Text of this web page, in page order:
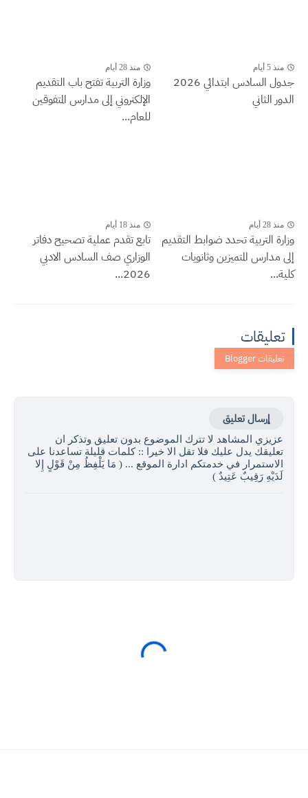
منذ 5 أيام
جدول السادس ابتدائي 2026
الدور الثاني
منذ 28 أيام
وزارة التربية تفتح باب التقديم
الإلكتروني إلى مدارس المتفوقين
للعام...
منذ 28 أيام
وزارة التربية تحدد ضوابط التقديم
إلى مدارس المتميزين وثانويات
كلية...
منذ 18 أيام
تابع تقدم عملية تصحيح دفاتر
الوزاري صف السادس الادبي
2026...
تعليقات
إرسال تعليق
عزيزي المشاهد لا تترك الموضوع بدون تعليق وتذكر ان
تعليقك يدل عليك فلا تقل الا خيرا :: كلمات قليلة تساعدنا على
الاستمرار في خدمتكم ادارة الموقع ... ( مَا يَلْفِظُ مِنْ قَوْلٍ إِلا
لَدَيْهِ رَقِيبٌ عَتِيدٌ )